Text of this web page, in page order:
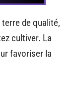
de qualité,
cultiver. La
favoriser la